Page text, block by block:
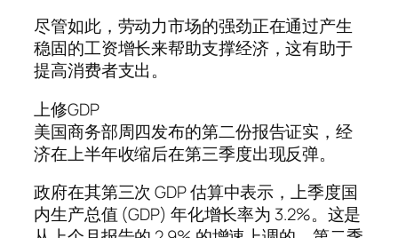
尽管如此，劳动力市场的强劲正在通过产生
稳固的工资增长来帮助支撑经济，这有助于
提高消费者支出。
上修GDP
美国商务部周四发布的第二份报告证实，经
济在上半年收缩后在第三季度出现反弹。
政府在其第三次 GDP 估算中表示，上季度国
内生产总值 (GDP) 年化增长率为 3.2%。这是